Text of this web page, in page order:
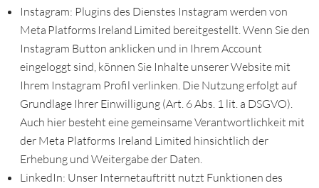
Instagram: Plugins des Dienstes Instagram werden von
Meta Platforms Ireland Limited bereitgestellt. Wenn Sie den
Instagram Button anklicken und in Ihrem Account
eingeloggt sind, können Sie Inhalte unserer Website mit
Ihrem Instagram Profil verlinken. Die Nutzung erfolgt auf
Grundlage Ihrer Einwilligung (Art. 6 Abs. 1 lit. a DSGVO).
Auch hier besteht eine gemeinsame Verantwortlichkeit mit
der Meta Platforms Ireland Limited hinsichtlich der
Erhebung und Weitergabe der Daten.
LinkedIn: Unser Internetauftritt nutzt Funktionen des